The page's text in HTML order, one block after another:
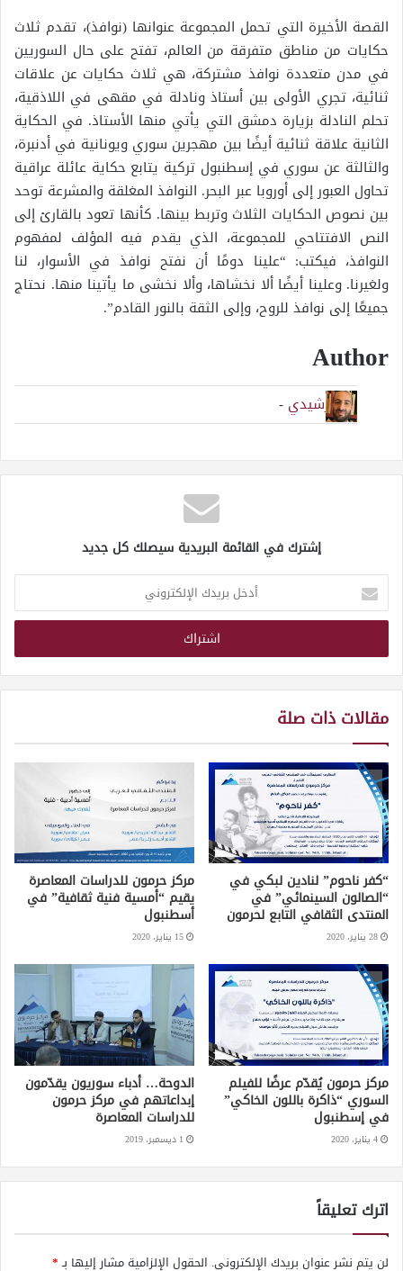
القصة الأخيرة التي تحمل المجموعة عنوانها (نوافذ)، تقدم ثلاث
حكايات من مناطق متفرقة من العالم، تفتح على حال السوريين
في مدن متعددة نوافذ مشتركة، هي ثلاث حكايات عن علاقات
ثنائية، تجري الأولى بين أستاذ ونادلة في مقهى في اللاذقية،
تحلم النادلة بزيارة دمشق التي يأتي منها الأستاذ. في الحكاية
الثانية علاقة ثنائية أيضًا بين مهجرين سوري ويونانية في أدنبرة،
والثالثة عن سوري في إسطنبول تركية يتابع حكاية عائلة عراقية
تحاول العبور إلى أوروبا عبر البحر. النوافذ المغلقة والمشرعة توحد
بين نصوص الحكايات الثلاث وتربط بينها. كأنها تعود بالقارئ إلى
النص الافتتاحي للمجموعة، الذي يقدم فيه المؤلف لمفهوم
النوافذ، فيكتب: “علينا دومًا أن نفتح نوافذ في الأسوار، لنا
ولغيرنا. وعلينا أيضًا ألا نخشاها، وألا نخشى ما يأتينا منها. نحتاج
جميعًا إلى نوافذ للروح، وإلى الثقة بالنور القادم”.
Author
علاء رشيدي -
إشترك في القائمة البريدية سيصلك كل جديد
أدخل
بريدك
الإلكتروني
مقالات ذات صلة
“كفر ناحوم” لنادين لبكي في
“الصالون السينمائي” في
المنتدى الثقافي التابع لحرمون
28 يناير، 2020
مركز حرمون للدراسات المعاصرة
يقيم “أمسية فنية ثقافية” في
أسطنبول
15 يناير، 2020
مركز حرمون يُقدّم عرضًا للفيلم
السوري “ذاكرة باللون الخاكي”
في إسطنبول
4 يناير، 2020
الدوحة… أدباء سوريون يقدّمون
إبداعاتهم في مركز حرمون
للدراسات المعاصرة
1 ديسمبر، 2019
اترك تعليقاً
لن يتم نشر عنوان بريدك الإلكتروني. الحقول الإلزامية مشار إليها بـ*